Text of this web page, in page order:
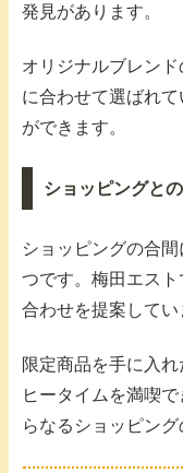
発見があります。
オリジナルブレン
に合わせて選ばれ
ができます。
ショッピングと
ショッピングの合
つです。梅田エス
合わせを提案してい
限定商品を手に入
ヒータイムを満喫
らなるショッピング